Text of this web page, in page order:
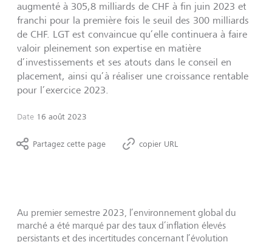
augmenté à 305,8 milliards de CHF à fin juin 2023 et
franchi pour la première fois le seuil des 300 milliards
de CHF. LGT est convaincue qu’elle continuera à faire
valoir pleinement son expertise en matière
d’investissements et ses atouts dans le conseil en
placement, ainsi qu’à réaliser une croissance rentable
pour l’exercice 2023.
Date 16 août 2023
Partagez cette page copier URL
Au premier semestre 2023, l’environnement global du
marché a été marqué par des taux d’inflation élevés
persistants et des incertitudes concernant l’évolution